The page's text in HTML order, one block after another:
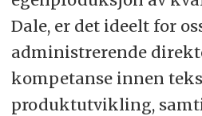
Dale, er det ideelt for
administrerende
kompetanse innen
produktutvikling,